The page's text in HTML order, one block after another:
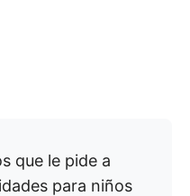
que le pide a
para niños